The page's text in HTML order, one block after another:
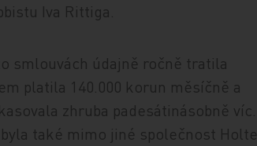
Iva Rittiga.
smlouvách údajně ročně tratila
platila 140.000 korun měsíčně a
zhruba padesátinásobně víc.
také mimo jiné společnost Holte